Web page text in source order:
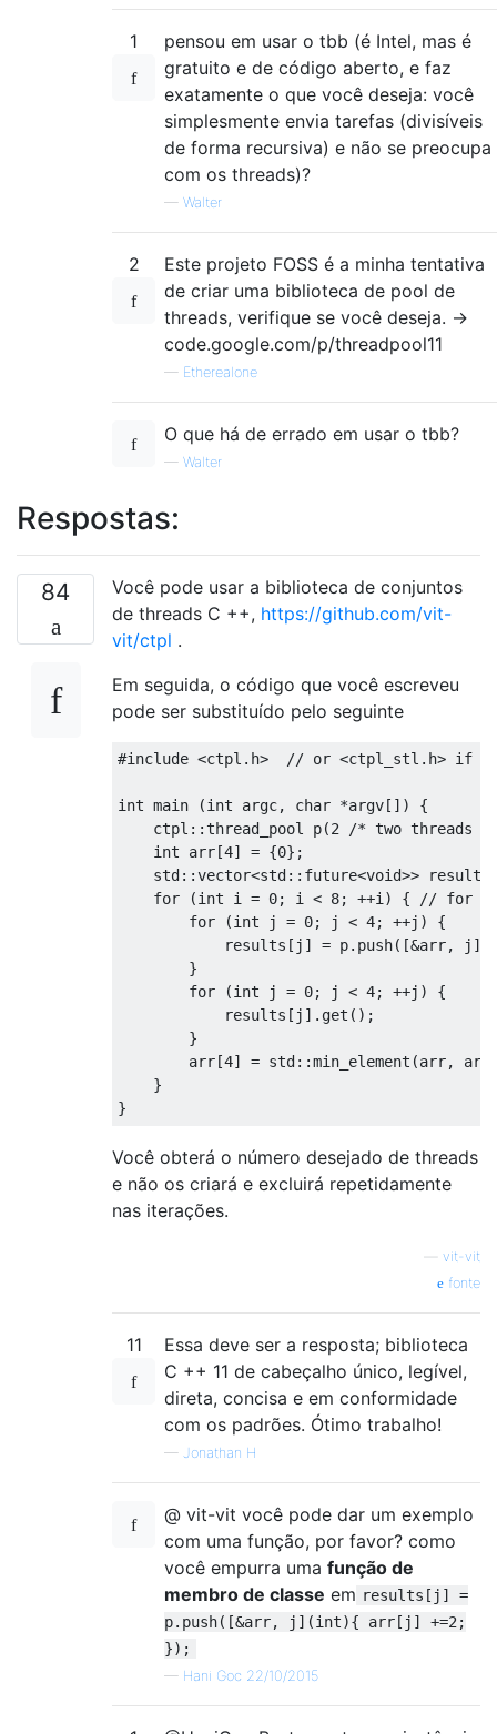
1
pensou em usar o tbb (é Intel, mas é
gratuito e de código aberto, e faz
exatamente o que você deseja: você
simplesmente envia tarefas (divisíveis
de forma recursiva) e não se preocupa
com os threads)?
— Walter
2
Este projeto FOSS é a minha tentativa
de criar uma biblioteca de pool de
threads, verifique se você deseja. ->
code.google.com/p/threadpool11
— Etherealone
O que há de errado em usar o tbb?
— Walter
Respostas:
84
Você pode usar a biblioteca de conjuntos
de threads C ++, https://github.com/vit-
vit/ctpl .
Em seguida, o código que você escreveu
pode ser substituído pelo seguinte
#include <ctpl.h> // or <ctpl_stl.h> if ou
int main (int argc, char *argv[])
{
    ctpl
::thread_pool p(2
/* two threads
int arr[4] = {0};
    std
::vector<std:: future<void>> results
for
(int i = 0; i < 8; ++i ) {
// for 8
for
(int j = 0; j < 4; ++j )
{
            results
[ j ] = p. push([&arr, j ](
}
for
(int j = 0; j < 4; ++j )
{
            results
[ j ]. get ();
}
        arr
[4] = std::min_element (arr,
}
}
Você obterá o número desejado de threads
e não os criará e excluirá repetidamente
nas iterações.
vit-vit
fonte
11
Essa deve ser a resposta; biblioteca
C ++ 11 de cabeçalho único, legível,
direta, concisa e em conformidade
com os padrões. Ótimo trabalho!
— Jonathan H
@ vit-vit você pode dar um exemplo
com uma função, por favor? como
você empurra uma função de
membro de classe em results[j] =
p.push([&arr, j](int){ arr[j] +=2;
});
— Hani Goc 22/10/2015